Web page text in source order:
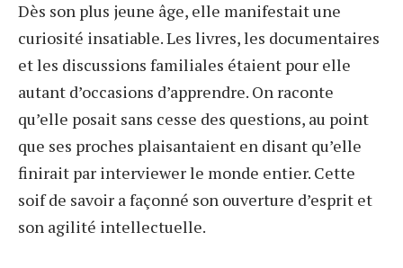
Dès son plus jeune âge, elle manifestait une
curiosité insatiable. Les livres, les documentaires
et les discussions familiales étaient pour elle
autant d’occasions d’apprendre. On raconte
qu’elle posait sans cesse des questions, au point
que ses proches plaisantaient en disant qu’elle
finirait par interviewer le monde entier. Cette
soif de savoir a façonné son ouverture d’esprit et
son agilité intellectuelle.